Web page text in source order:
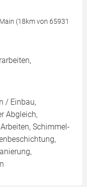
(18km von 65931
/ Einbau,
Abgleich,
Schimmel-